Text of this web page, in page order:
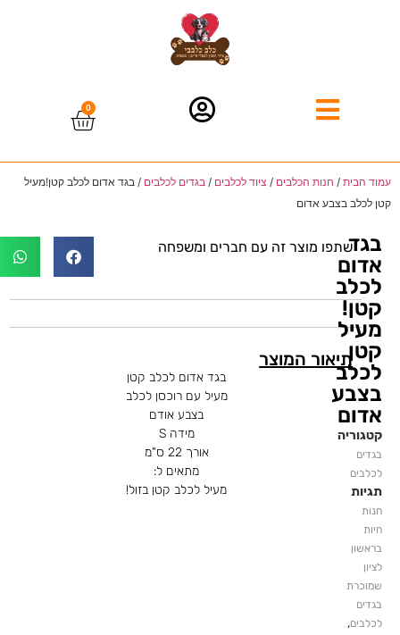
0
עמוד הבית / חנות הכלבים / ציוד לכלבים / בגדים לכלבים / בגד אדום לכלב קטן!מעיל
קטן לכלב בצבע אדום
בגד
אדום
לכלב
קטן!
מעיל
קטן
לכלב
בצבע
אדום
קטגוריה
בגדים
לכלבים
תגיות
חנות
חיות
בראשון
לציון
שמוכרת
בגדים
לכלבים,
שתפו מוצר זה עם חברים ומשפחה
תיאור המוצר
בגד אדום לכלב קטן
מעיל עם רוכסן לכלב
בצבע אודם
מידה S
אורך 22 ס"מ
מתאים ל:
מעיל לכלב קטן בזול!